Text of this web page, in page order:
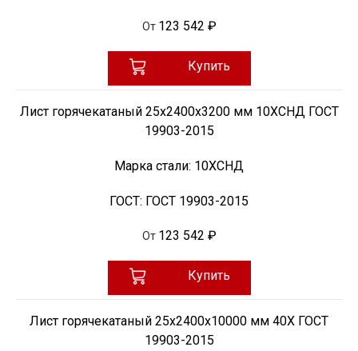
От 123 542 ₽
Купить
Лист горячекатаный 25х2400х3200 мм 10ХСНД ГОСТ
19903-2015
Марка стали: 10ХСНД
ГОСТ: ГОСТ 19903-2015
От 123 542 ₽
Купить
Лист горячекатаный 25х2400х10000 мм 40Х ГОСТ
19903-2015